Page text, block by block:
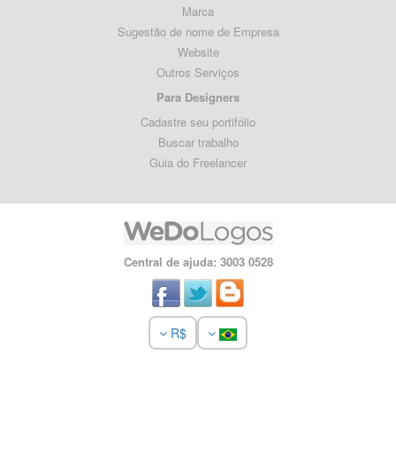
Marca
Sugestão de nome de Empresa
Website
Outros Serviços
Para Designers
Cadastre seu portifólio
Buscar trabalho
Guia do Freelancer
Central de ajuda: 3003 0528
R$